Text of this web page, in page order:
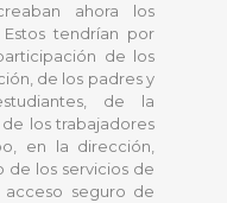
ahora los
tendrían por
de los
de los padres y
de la
los trabajadores
en la dirección,
de los servicios de
seguro de